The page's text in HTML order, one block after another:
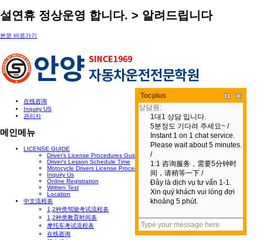
설연휴 정상운영 합니다. > 알려드립니다
본문 바로가기
在线咨询
Inquiry US
관리자
메인메뉴
LICENSE GUIDE
Driver's License Procedures Guide
Driver's Lesson Schedule Time
Motocycle Drivers License Procedures Guide
Inquiry Us
Online Registration
Written Test
Location
中文流程表
1,2种类驾驶考试流程表
1,2种类教育时间表
摩托车考试流程表
在线咨询
Tocplus